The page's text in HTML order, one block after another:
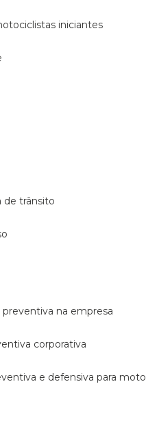
iniciantes
de trânsito
na empresa
corporativa
e defensiva para moto